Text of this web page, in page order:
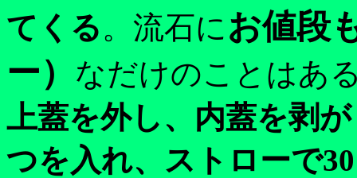
てくる。流石にお値段
ー） なだけのことはあ
上蓋を外し、内蓋を剥
つを入れ、ストローで